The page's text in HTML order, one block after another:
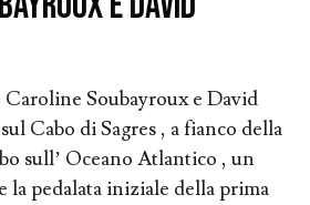
Soubayroux e David
Cabo di Sagres , a fianco della
sull’ Oceano Atlantico , un
la pedalata iniziale della prima